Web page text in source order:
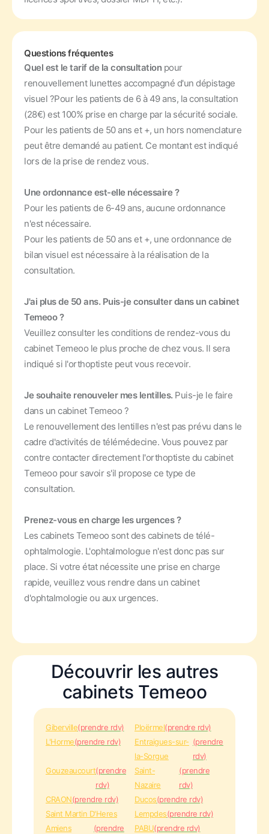
Questions fréquentes
Quel est le tarif de la consultation pour
renouvellement lunettes accompagné d'un dépistage
visuel ?Pour les patients de 6 à 49 ans, la consultation
(28€) est 100% prise en charge par la sécurité sociale.
Pour les patients de 50 ans et +, un hors nomenclature
peut être demandé au patient. Ce montant est indiqué
lors de la prise de rendez vous.
Une ordonnance est-elle nécessaire ?
Pour les patients de 6-49 ans, aucune ordonnance
n'est nécessaire.
Pour les patients de 50 ans et +, une ordonnance de
bilan visuel est nécessaire à la réalisation de la
consultation.
J'ai plus de 50 ans. Puis-je consulter dans un cabinet
Temeoo ?
Veuillez consulter les conditions de rendez-vous du
cabinet Temeoo le plus proche de chez vous. Il sera
indiqué si l'orthoptiste peut vous recevoir.
Je souhaite renouveler mes lentilles. Puis-je le faire
dans un cabinet Temeoo ?
Le renouvellement des lentilles n'est pas prévu dans le
cadre d'activités de télémédecine. Vous pouvez par
contre contacter directement l'orthoptiste du cabinet
Temeoo pour savoir s'il propose ce type de
consultation.
Prenez-vous en charge les urgences ?
Les cabinets Temeoo sont des cabinets de télé-
ophtalmologie. L'ophtalmologue n'est donc pas sur
place. Si votre état nécessite une prise en charge
rapide, veuillez vous rendre dans un cabinet
d'ophtalmologie ou aux urgences.
Découvrir les autres
cabinets Temeoo
Giberville(prendre rdv) Ploërmel(prendre rdv)
L'Horme(prendre rdv)
Entraigues-sur-
la-Sorgue
(prendre
rdv)
Gouzeaucourt(prendre
rdv)
Saint-
Nazaire
(prendre
rdv)
CRAON(prendre rdv) Ducos(prendre rdv)
Saint Martin D'Heres
Lempdes(prendre rdv)
Amiens
(prendre
PABU(prendre rdv)